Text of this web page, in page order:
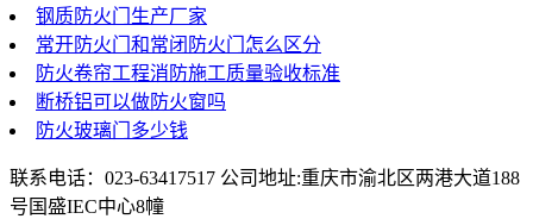
钢质防火门生产厂家
常开防火门和常闭防火门怎么区分
防火卷帘工程消防施工质量验收标准
断桥铝可以做防火窗吗
防火玻璃门多少钱
联系电话：023-63417517 公司地址:重庆市渝北区两港大道188
号国盛IEC中心8幢